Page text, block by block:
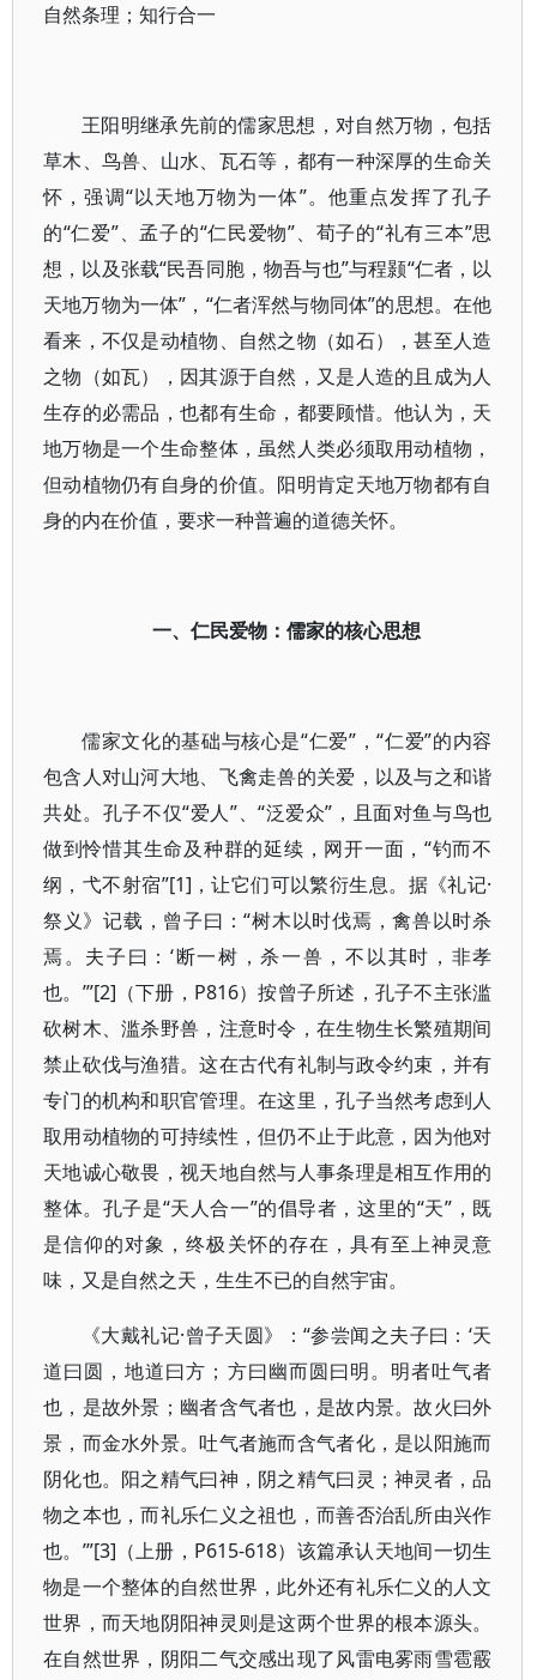
自然条理；知行合一
王阳明继承先前的儒家思想，对自然万物，包括
草木、鸟兽、山水、瓦石等，都有一种深厚的生命关
怀，强调“以天地万物为一体”。他重点发挥了孔子
的“仁爱”、孟子的“仁民爱物”、荀子的“礼有三本”思
想，以及张载“民吾同胞，物吾与也”与程颢“仁者，以
天地万物为一体”，“仁者浑然与物同体”的思想。在他
看来，不仅是动植物、自然之物（如石），甚至人造
之物（如瓦），因其源于自然，又是人造的且成为人
生存的必需品，也都有生命，都要顾惜。他认为，天
地万物是一个生命整体，虽然人类必须取用动植物，
但动植物仍有自身的价值。阳明肯定天地万物都有自
身的内在价值，要求一种普遍的道德关怀。
一、仁民爱物：儒家的核心思想
儒家文化的基础与核心是“仁爱”，“仁爱”的内容
包含人对山河大地、飞禽走兽的关爱，以及与之和谐
共处。孔子不仅“爱人”、“泛爱众”，且面对鱼与鸟也
做到怜惜其生命及种群的延续，网开一面，“钓而不
纲，弋不射宿”[1]，让它们可以繁衍生息。据《礼记·
祭义》记载，曾子曰：“树木以时伐焉，禽兽以时杀
焉。夫子曰：‘断一树，杀一兽，不以其时，非孝
也。’”[2]（下册，P816）按曾子所述，孔子不主张滥
砍树木、滥杀野兽，注意时令，在生物生长繁殖期间
禁止砍伐与渔猎。这在古代有礼制与政令约束，并有
专门的机构和职官管理。在这里，孔子当然考虑到人
取用动植物的可持续性，但仍不止于此意，因为他对
天地诚心敬畏，视天地自然与人事条理是相互作用的
整体。孔子是“天人合一”的倡导者，这里的“天”，既
是信仰的对象，终极关怀的存在，具有至上神灵意
味，又是自然之天，生生不已的自然宇宙。
《大戴礼记·曾子天圆》：“参尝闻之夫子曰：‘天
道曰圆，地道曰方；方曰幽而圆曰明。明者吐气者
也，是故外景；幽者含气者也，是故内景。故火曰外
景，而金水外景。吐气者施而含气者化，是以阳施而
阴化也。阳之精气曰神，阴之精气曰灵；神灵者，品
物之本也，而礼乐仁义之祖也，而善否治乱所由兴作
也。’”[3]（上册，P615-618）该篇承认天地间一切生
物是一个整体的自然世界，此外还有礼乐仁义的人文
世界，而天地阴阳神灵则是这两个世界的根本源头。
在自然世界，阴阳二气交感出现了风雷电雾雨雪雹霰